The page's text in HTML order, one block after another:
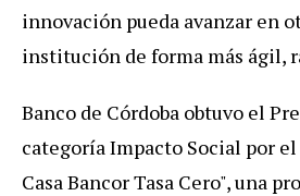
innovación pueda avanzar en
institución de forma más ágil,
Banco de Córdoba obtuvo el
categoría Impacto Social por
Casa Bancor Tasa Cero", una